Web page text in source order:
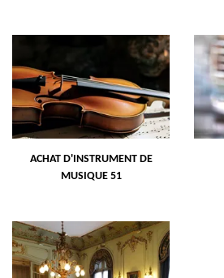
ACHAT D'INSTRUMENT DE
MUSIQUE 51